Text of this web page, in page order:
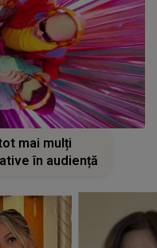
mai mulți
în audiență